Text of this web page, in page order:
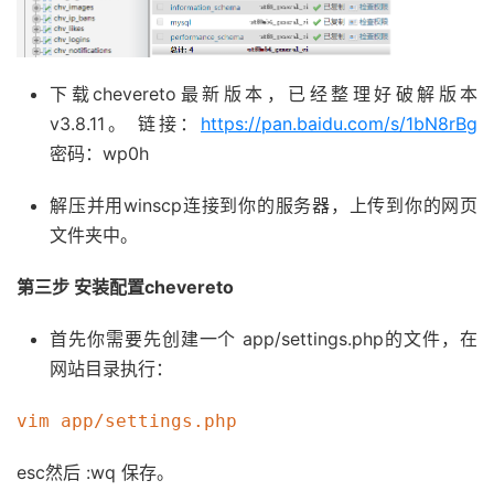
下载chevereto最新版本，已经整理好破解版本
v3.8.11。 链接： https://pan.baidu.com/s/1bN8rBg
密码：wp0h
解压并用winscp连接到你的服务器，上传到你的网页
文件夹中。
第三步 安装配置chevereto
首先你需要先创建一个 app/settings.php的文件，在
网站目录执行：
vim app/settings.php
esc然后 :wq 保存。